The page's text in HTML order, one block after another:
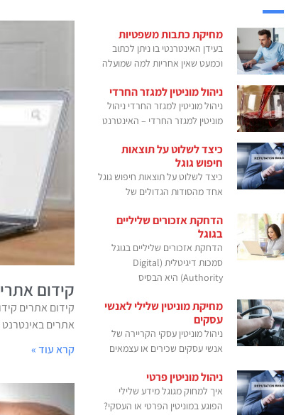
מחיקת כתבות משפטיות
בעידן האינטרנטי בו ניתן לכתוב
וכמעט שאין אחריות למה שמועלה
ניהול מוניטין למגזר החרדי
ניהול מוניטין למגזר החרדי ניהול
מוניטין למגזר החרדי – האינטרנט
כיצד לשלוט על תוצאות
חיפוש גוגל
כיצד לשלוט על תוצאות חיפוש גוגל
אחד מהסודות הגדולים של
הדחקת אזכורים שליליים
בגוגל
הדחקת אזכורים שליליים בגוגל
סמכות דיגיטלית (Digital
Authority) היא הבסיס
מחיקת מוניטין שלילי לאנשי
עסקים
ניהול מוניטין עסקי הקריירה של
אנשי עסקים שכירים או עצמאים
ניהול מוניטין פרטי
איך למחוק מגוגל מידע שלילי
הפוגע במוניטין הפרטי או העסקי?
קידום
קידום אתרים
אתרים באינטרנט
קרא עוד »